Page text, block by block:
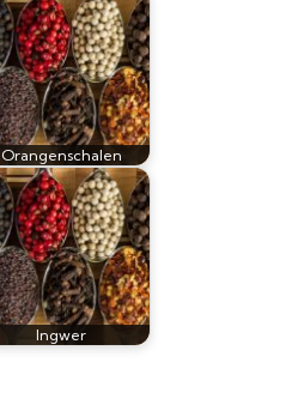
Orangenschalen
Ingwer